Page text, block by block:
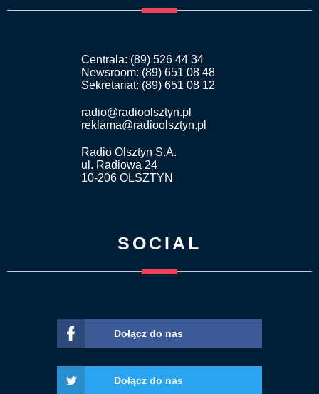
Centrala: (89) 526 44 34
Newsroom: (89) 651 08 48
Sekretariat: (89) 651 08 12
radio@radioolsztyn.pl
reklama@radioolsztyn.pl
Radio Olsztyn S.A.
ul. Radiowa 24
10-206 OLSZTYN
SOCIAL
Dołącz do nas
Dołącz do nas